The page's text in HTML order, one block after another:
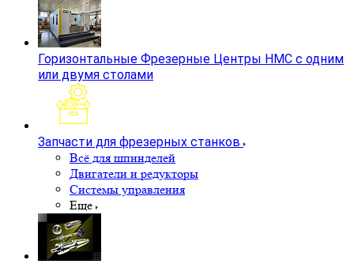
Горизонтальные Фрезерные Центры HMC с одним
или двумя столами
Запчасти для фрезерных станков
Всё для шпинделей
Двигатели и редукторы
Системы управления
Еще